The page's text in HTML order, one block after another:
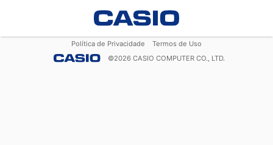
Política de Privacidade
Termos de Uso
©2026 CASIO COMPUTER CO., LTD.